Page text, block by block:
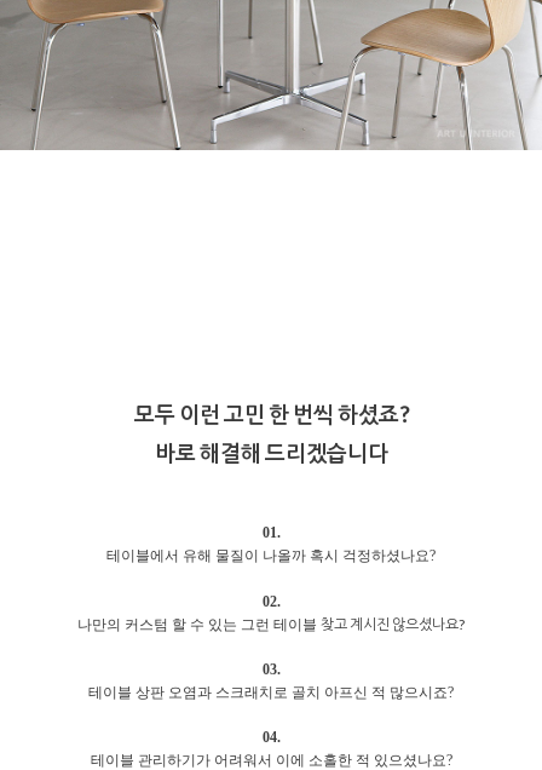
모두 이런 고민 한 번씩 하셨죠?
바로 해결해 드리겠습니다
01.
테이블에서 유해 물질이 나올까 혹시 걱정하셨나요?
02.
나만의 커스텀 할 수 있는 그런 테이블 찾고 계시진 않으셨나요?
03.
테이블 상판 오염과 스크래치로 골치 아프신 적 많으시죠?
04.
테이블 관리하기가 어려워서 이에 소홀한 적 있으셨나요?